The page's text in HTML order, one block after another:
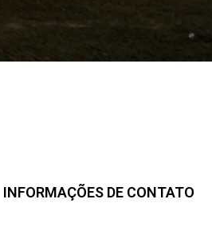
INFORMAÇÕES DE CONTATO